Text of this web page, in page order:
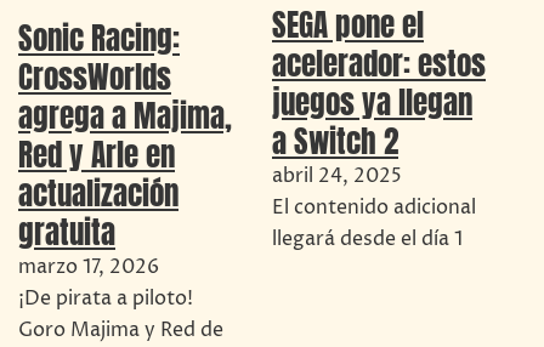
Sonic Racing:
CrossWorlds
agrega a Majima,
Red y Arle en
actualización
gratuita
marzo 17, 2026
¡De pirata a piloto!
Goro Majima y Red de
SEGA pone el
acelerador: estos
juegos ya llegan
a Switch 2
abril 24, 2025
El contenido adicional
llegará desde el día 1